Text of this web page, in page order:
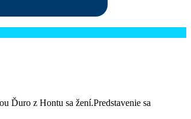
z Hontu sa žení.Predstavenie sa